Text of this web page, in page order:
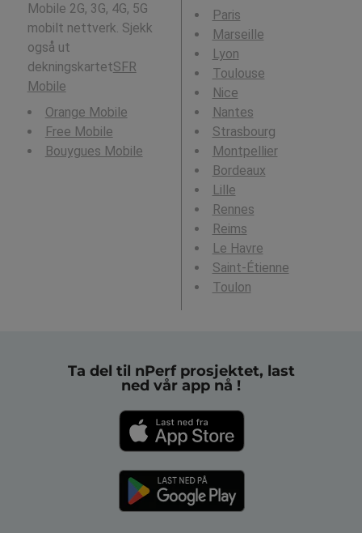
Mobile 2G, 3G, 4G, 5G
mobilt nettverk. Sjekk
også ut
dekningskartetSFR
Mobile
Orange Mobile
Free Mobile
Bouygues Mobile
Paris
Marseille
Lyon
Toulouse
Nice
Nantes
Strasbourg
Montpellier
Bordeaux
Lille
Rennes
Reims
Le Havre
Saint-Étienne
Toulon
Ta del til nPerf prosjektet, last
ned vår app nå !